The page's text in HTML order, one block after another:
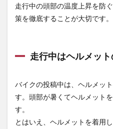
グッ
ズ4
選
ヘッ
冷感
ドキ
走行中の頭部の温度上昇を防
策を徹底することが大切です。
走行中はヘルメッ
バイクの投稿中は、ヘルメッ
す。頭部が暑くてヘルメット
す。
とはいえ、ヘルメットを着用